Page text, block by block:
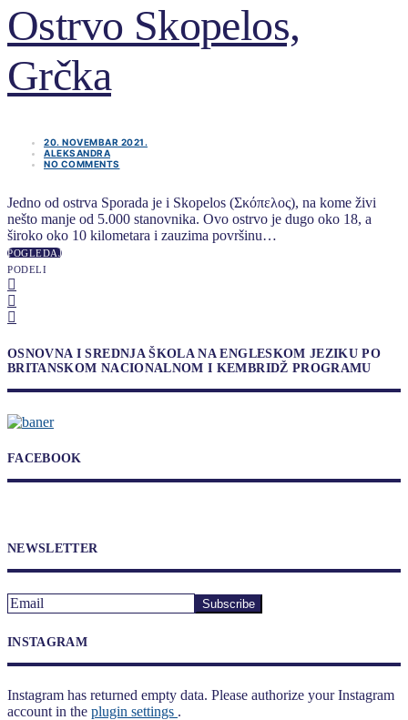
Ostrvo Skopelos,
Grčka
20. NOVEMBAR 2021.
ALEKSANDRA
NO COMMENTS
Jedno od ostrva Sporada je i Skopelos (Σκόπελος), na kome živi
nešto manje od 5.000 stanovnika. Ovo ostrvo je dugo oko 18, a
široko oko 10 kilometara i zauzima površinu…
POGLEDAJ
PODELI
OSNOVNA I SREDNJA ŠKOLA NA ENGLESKOM JEZIKU PO
BRITANSKOM NACIONALNOM I KEMBRIDŽ PROGRAMU
FACEBOOK
NEWSLETTER
INSTAGRAM
Instagram has returned empty data. Please authorize your Instagram
account in the plugin settings .